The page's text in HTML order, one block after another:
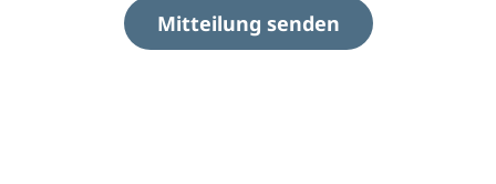
Mitteilung senden